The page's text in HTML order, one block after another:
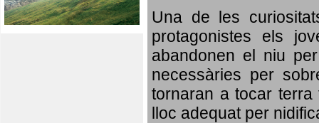
Una de les
protagonistes els
abandonen el niu
necessàries per
tornaran a tocar
lloc adequat per